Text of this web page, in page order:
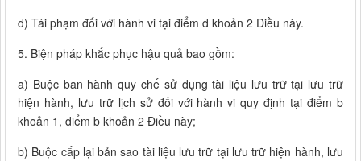
d) Tái phạm đối với hành vi tại điểm d khoản 2 Điều này.
5. Biện pháp khắc phục hậu quả bao gồm:
a) Buộc ban hành quy chế sử dụng tài liệu lưu trữ tại lưu trữ
hiện hành, lưu trữ lịch sử đối với hành vi quy định tại điểm b
khoản 1, điểm b khoản 2 Điều này;
b) Buộc cấp lại bản sao tài liệu lưu trữ tại lưu trữ hiện hành, lưu